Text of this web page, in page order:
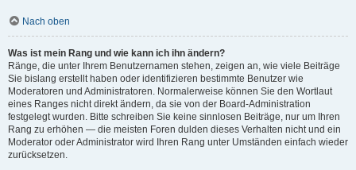
Nach oben
Was ist mein Rang und wie kann ich ihn ändern?
Ränge, die unter Ihrem Benutzernamen stehen, zeigen an, wie viele Beiträge
Sie bislang erstellt haben oder identifizieren bestimmte Benutzer wie
Moderatoren und Administratoren. Normalerweise können Sie den Wortlaut
eines Ranges nicht direkt ändern, da sie von der Board-Administration
festgelegt wurden. Bitte schreiben Sie keine sinnlosen Beiträge, nur um Ihren
Rang zu erhöhen — die meisten Foren dulden dieses Verhalten nicht und ein
Moderator oder Administrator wird Ihren Rang unter Umständen einfach wieder
zurücksetzen.